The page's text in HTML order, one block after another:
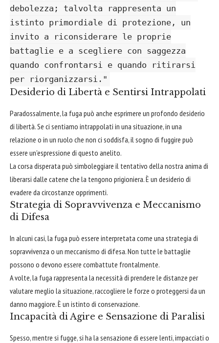
debolezza; talvolta rappresenta un
istinto primordiale di protezione, un
invito a riconsiderare le proprie
battaglie e a scegliere con saggezza
quando confrontarsi e quando ritirarsi
per riorganizzarsi."
Desiderio di Libertà e Sentirsi Intrappolati
Paradossalmente, la fuga può anche esprimere un profondo desiderio
di libertà. Se ci sentiamo intrappolati in una situazione, in una
relazione o in un ruolo che non ci soddisfa, il sogno di fuggire può
essere un'espressione di questo anelito.
La corsa disperata può simboleggiare il tentativo della nostra anima di
liberarsi dalle catene che la tengono prigioniera. È un desiderio di
evadere da circostanze opprimenti.
Strategia di Sopravvivenza e Meccanismo
di Difesa
In alcuni casi, la fuga può essere interpretata come una strategia di
sopravvivenza o un meccanismo di difesa. Non tutte le battaglie
possono o devono essere combattute frontalmente.
A volte, la fuga rappresenta la necessità di prendere le distanze per
valutare meglio la situazione, raccogliere le forze o proteggersi da un
danno maggiore. È un istinto di conservazione.
Incapacità di Agire e Sensazione di Paralisi
Spesso, mentre si fugge, si ha la sensazione di essere lenti, impacciati o